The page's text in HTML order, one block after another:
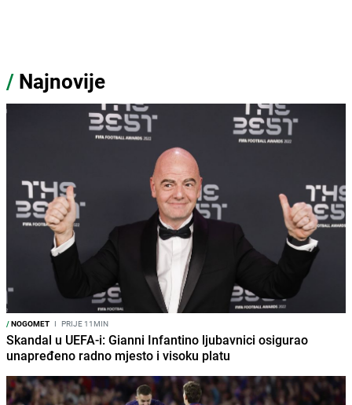
/ Najnovije
/NOGOMET I PRIJE 11MIN
Skandal u UEFA-i: Gianni Infantino ljubavnici osigurao
unapređeno radno mjesto i visoku platu